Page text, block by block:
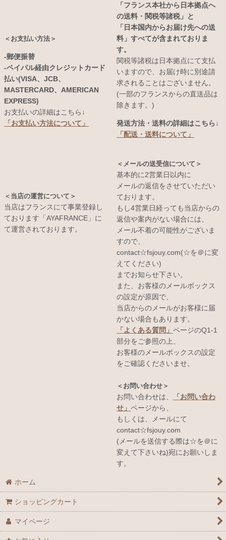
＜お支払い方法＞
-郵便振替
-ペイパル経由クレジットカード
払い(VISA、JCB、
MASTERCARD、AMERICAN
EXPRESS)
お支払いの詳細はこちら↓
「お支払い方法について」
＜当店の運営について＞
当店はフランスにて事業登録し
ております「AYAFRANCE」に
て運営されております。
「フランス本社から日本拠点へ
の送料・関税等諸税」と
「日本国内からお届け先への送
料」すべてが含まれておりま
す。
関税等諸税は日本拠点にて支払
いますので、お届け時に別途請
求されることはございません。
(一部のフランスからの直送品は
除きます。)
発送方法・送料の詳細はこちら↓
「配送・送料について」
＜メールの送受信について＞
基本的に2営業日以内に
メールの返信をさせていただい
ております。
もし4営業日経っても当店からの
返信や案内がない場合には、
メール不着の可能性がございま
すので、
contact☆fsjouy.com(☆を＠に変
えてください)
までお知らせ下さい。
また、お客様のメールボックス
の設定が原因で、
当店からのメールがお客様に届
かない場合もあります。
「よくある質問」 ページのQ1-1
部分をご参照の上、
お客様のメールボックスの設定
をご確認くださいませ。
＜お問い合わせ＞
お問い合わせは、
「お問い合わ
せ」 ページから、
もしくは、メールにて
contact☆fsjouy.com
(メールを送信する際は☆を＠に
変えて下さいね)宛にお願いしま
す。
ホーム
ショッピングカート
マイページ